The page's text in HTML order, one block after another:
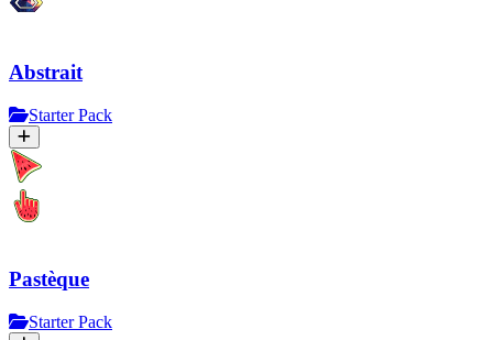
Abstrait
Starter Pack
Pastèque
Starter Pack